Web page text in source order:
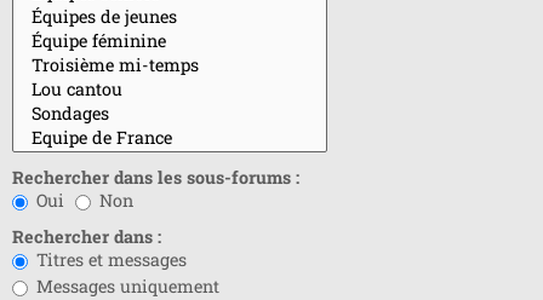
Rechercher dans les sous-forums :
Oui
Non
Rechercher dans :
Titres et messages
Messages uniquement